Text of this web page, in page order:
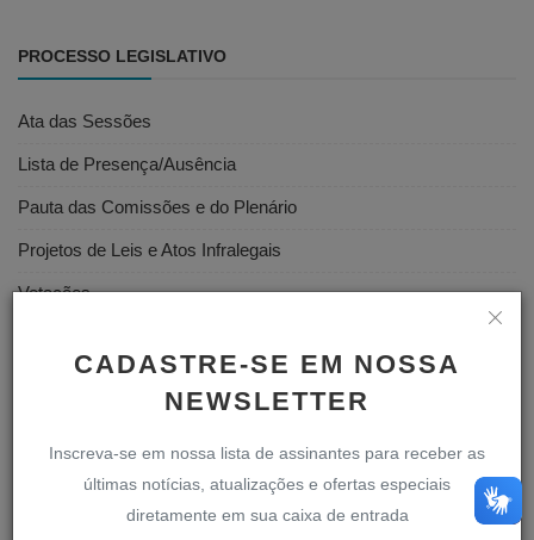
CADASTRE-SE EM NOSSA
NEWSLETTER
Inscreva-se em nossa lista de assinantes para receber as
últimas notícias, atualizações e ofertas especiais
diretamente em sua caixa de entrada
PROCESSO LEGISLATIVO
Ata das Sessões
Lista de Presença/Ausência
Pauta das Comissões e do Plenário
Projetos de Leis e Atos Infralegais
Votações